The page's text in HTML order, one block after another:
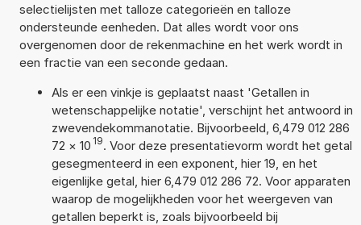
selectielijsten met talloze categorieën en talloze
ondersteunde eenheden. Dat alles wordt voor ons
overgenomen door de rekenmachine en het werk wordt in
een fractie van een seconde gedaan.
Als er een vinkje is geplaatst naast 'Getallen in
wetenschappelijke notatie', verschijnt het antwoord in
zwevendekommanotatie. Bijvoorbeeld, 6,479 012 286
72 × 10 19. Voor deze presentatievorm wordt het getal
gesegmenteerd in een exponent, hier 19, en het
eigenlijke getal, hier 6,479 012 286 72. Voor apparaten
waarop de mogelijkheden voor het weergeven van
getallen beperkt is, zoals bijvoorbeeld bij